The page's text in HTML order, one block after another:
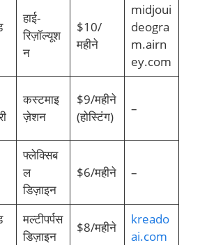
हाई-
रिज़ॉल्यूश
न
$10/
महीने
midjoui
deogra
m.airn
ey.com
कस्टमाइ
ज़ेशन
$9/महीने
(होस्टिंग)
–
फ्लेक्सिब
ल
डिज़ाइन
$6/महीने –
मल्टीपर्पस
डिज़ाइन
$8/महीने
kreado
ai.com